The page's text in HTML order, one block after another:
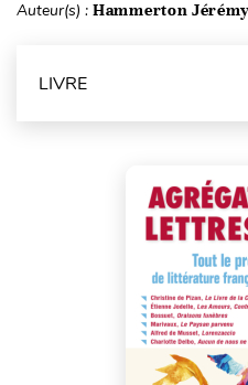
Auteur(s) : Hammerton Jérémy
LIVRE